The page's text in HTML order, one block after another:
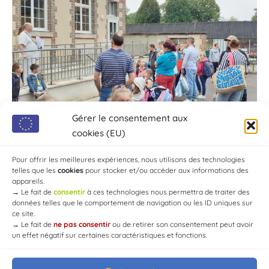
Gérer le consentement aux
cookies (EU)
Pour offrir les meilleures expériences, nous utilisons des technologies
telles que les cookies pour stocker et/ou accéder aux informations des
appareils.
→ Le fait de consentir à ces technologies nous permettra de traiter des
données telles que le comportement de navigation ou les ID uniques sur
ce site.
→ Le fait de ne pas consentir ou de retirer son consentement peut avoir
un effet négatif sur certaines caractéristiques et fonctions.